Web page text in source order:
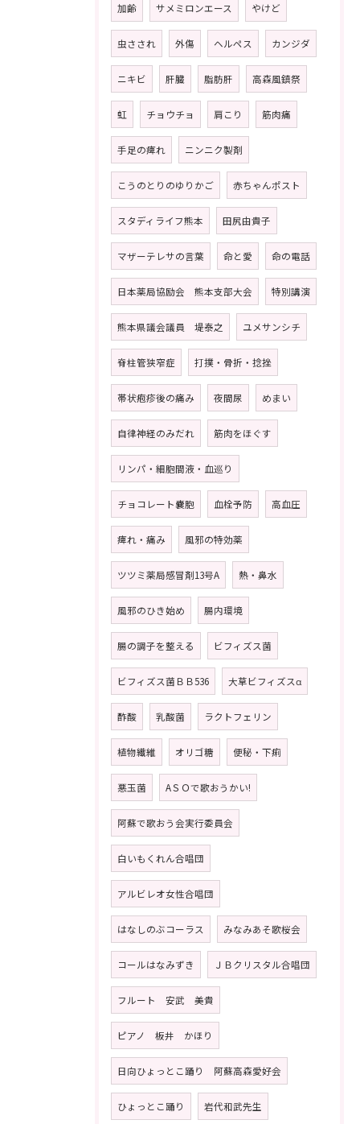
加齢 サメミロンエース やけど
虫さされ 外傷 ヘルペス カンジダ
ニキビ 肝臓 脂肪肝 高森風鎮祭
虹 チョウチョ 肩こり 筋肉痛
手足の痺れ ニンニク製剤
こうのとりのゆりかご 赤ちゃんポスト
スタディライフ熊本 田尻由貴子
マザーテレサの言葉 命と愛 命の電話
日本薬局協励会 熊本支部大会 特別講演
熊本県議会議員 堤泰之 ユメサンシチ
脊柱管狭窄症 打撲・骨折・捻挫
帯状疱疹後の痛み 夜間尿 めまい
自律神経のみだれ 筋肉をほぐす
リンパ・細胞間液・血巡り
チョコレート嚢胞 血栓予防 高血圧
痺れ・痛み 風邪の特効薬
ツツミ薬局感冒剤13号A 熱・鼻水
風邪のひき始め 腸内環境
腸の調子を整える ビフィズス菌
ビフィズス菌ＢＢ536 大草ビフィズスα
酢酸 乳酸菌 ラクトフェリン
植物繊維 オリゴ糖 便秘・下痢
悪玉菌 AＳＯで歌おうかい!
阿蘇で歌おう会実行委員会
白いもくれん合唱団
アルビレオ女性合唱団
はなしのぶコーラス みなみあそ歌桜会
コールはなみずき ＪＢクリスタル合唱団
フルート 安武 美貴
ピアノ 板井 かほり
日向ひょっとこ踊り 阿蘇高森愛好会
ひょっとこ踊り 岩代和武先生